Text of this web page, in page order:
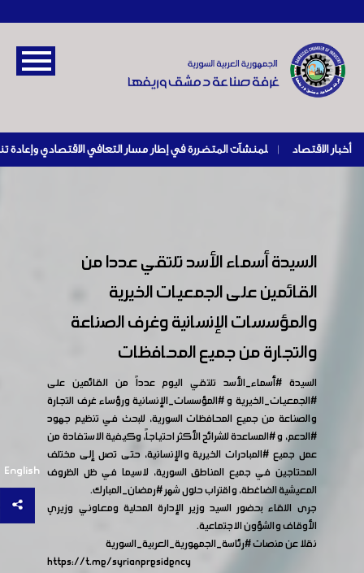
أخبار الاقتصاد |
English
السيدة أسماء الأسد تلتقي عددا من
القائمين على الجمعيات الخيرية
والمؤسسات الإنسانية وغرف الصناعة
والتجارة من جميع المحافظات
السيدة#أسماء_الأسد تلتقي اليوم عدداً من القائمين على
#الجمعيات_الخيرية و#المؤسسات_الإنسانيةورؤساء غرف التجارة
والصناعة من جميع المحافظات السورية، للبحث في تنظيم جهود
#الدعم، و#المساعدةللشرائح الأكثر احتياجاً، وكيفية الاستفادة من
عمل جميع #المبادراتالخيرية والإنسانية، حتى تصل إلى مختلف
المحتاجين في جميع المناطق السورية، لاسيما في ظل الظروف
المعيشية الضاغطة، واقتراب حلول شهر#رمضان_المبارك.
جرى اللقاء بحضور السيد وزير الإدارة المحلية ومعاوني وزيري
الأوقاف والشؤون الاجتماعية.
نقلا عن منصات#رئاسة_الجمهورية_العربية_السورية
https://t.me/syrianpresidency